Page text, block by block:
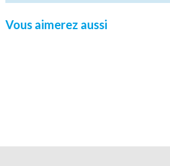
Vous aimerez aussi